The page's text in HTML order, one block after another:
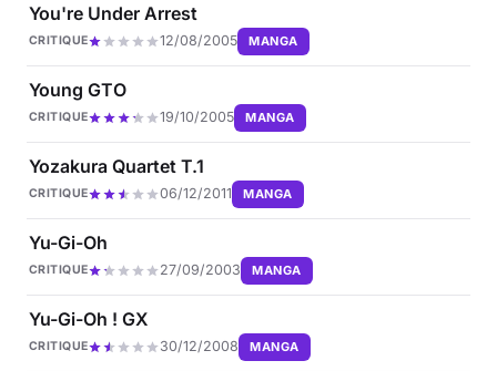
You're Under Arrest
CRITIQUE 12/08/2005 MANGA
Young GTO
CRITIQUE 19/10/2005 MANGA
Yozakura Quartet T.1
CRITIQUE 06/12/2011 MANGA
Yu-Gi-Oh
CRITIQUE 27/09/2003 MANGA
Yu-Gi-Oh ! GX
CRITIQUE 30/12/2008 MANGA